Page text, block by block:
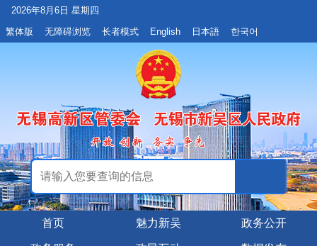
2026年8月6日 星期四
繁体版
无障碍浏览 长者模式 English 日本語 한국어
首页 魅力新吴 政务公开